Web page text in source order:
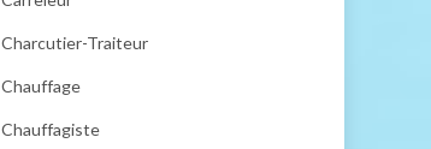
Charcutier-Traiteur
Chauffage
Chauffagiste